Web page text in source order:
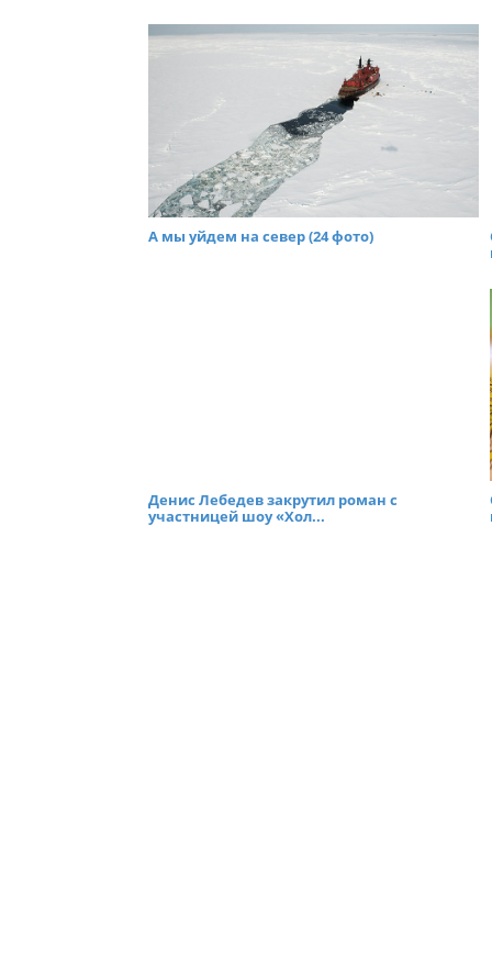
А мы уйдем на север (24 фото)
Денис Лебедев закрутил роман с
участницей шоу «Хол...